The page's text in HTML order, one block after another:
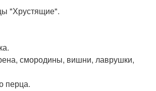
"Хрустящие".
смородины, вишни, лаврушки,
перца.